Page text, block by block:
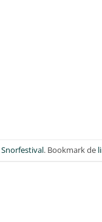
Snorfestival. Bookmark de